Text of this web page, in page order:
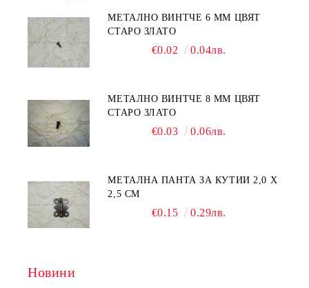
МЕТАЛНО ВИНТЧЕ 6 ММ ЦВЯТ
СТАРО ЗЛАТО
€0.02 0.04лв.
МЕТАЛНО ВИНТЧЕ 8 ММ ЦВЯТ
СТАРО ЗЛАТО
€0.03 0.06лв.
МЕТАЛНА ПАНТА ЗА КУТИИ 2,0 Х
2,5 СМ
€0.15 0.29лв.
Новини